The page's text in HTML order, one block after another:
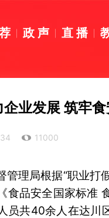
政声 直播
企业发展 筑牢
11000
管理局根据“职业打
食品安全国家标准
员共40余人在达川